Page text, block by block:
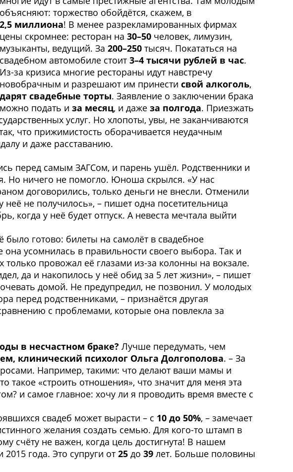
объясняют: торжество обойдётся, скажем, в
2,5 миллиона! В менее разрекламированных фирмах
цены скромнее: ресторан на 30–50человек, лимузин,
музыканты, ведущий. За 200–250тысяч. Покататься на
свадебном автомобиле стоит 3–4 тысячи рублей в час.
Из-за кризиса многие рестораны идут навстречу
новобрачным и разрешают им принести свой алкоголь,
дарят свадебные торты. Заявление о заключении брака
можно подать и за месяц, и даже за полгода. Приезжать
услуг. Но хлопоты, увы, не заканчиваются
что прижимистость оборачивается неудачным
и даже расставанию.
перед самым ЗАГСом, и парень ушёл. Родственники и
Но ничего не помогло. Юноша скрылся. «У нас
договорились, только деньги не внесли. Отменили
не получилось», – пишет одна посетительница
когда у неё будет отпуск. А невеста мечтала выйти
готово: билеты на самолёт в свадебное
усомнилась в правильности своего выбора. Так и
провожал её глазами из-за колонны на вокзале.
да и накопилось у неё обид за 5 лет жизни», – пишет
домой. Не предупредил, не позвонил. У молодых
перед родственниками, – признаётся другая
с проблемами, которые она повлекла за
в несчастном браке? Лучше передумать, чем
клинический психолог Ольга Долгополова. – За
Например, такими: что делают ваши мамы и
такое «строить отношения», что значит для меня эта
и самое главное: хочу ли я проводить время вместе с
свадеб может вырасти – с 10 до 50%, – замечает
желания создать семью. Для кого-то штамп в
счёту не важен, когда цель достигнута! В нашем
года. Это супруги от 25 до 39 лет. Больше половины